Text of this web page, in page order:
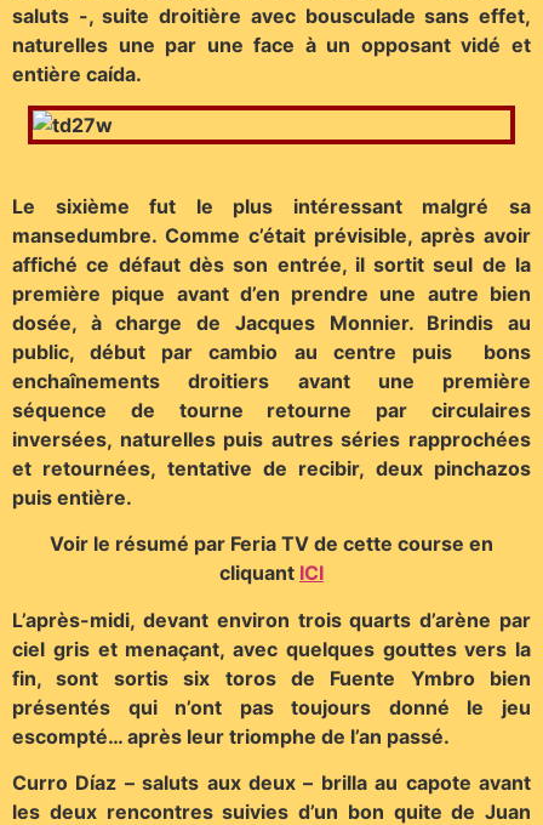
saluts -, suite droitière avec bousculade sans effet,
naturelles une par une face à un opposant vidé et
entière caída.
Le sixième fut le plus intéressant malgré sa
mansedumbre. Comme c’était prévisible, après avoir
affiché ce défaut dès son entrée, il sortit seul de la
première pique avant d’en prendre une autre bien
dosée, à charge de Jacques Monnier. Brindis au
public, début par cambio au centre puis bons
enchaînements droitiers avant une première
séquence de tourne retourne par circulaires
inversées, naturelles puis autres séries rapprochées
et retournées, tentative de recibir, deux pinchazos
puis entière.
Voir le résumé par Feria TV de cette course en
cliquant ICI
L’après-midi, devant environ trois quarts d’arène par
ciel gris et menaçant, avec quelques gouttes vers la
fin, sont sortis six toros de Fuente Ymbro bien
présentés qui n’ont pas toujours donné le jeu
escompté… après leur triomphe de l’an passé.
Curro Díaz – saluts aux deux – brilla au capote avant
les deux rencontres suivies d’un bon quite de Juan